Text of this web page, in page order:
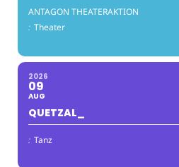
ANTAGON THEATERAKTION
: Theater
2026
09
AUG
QUETZAL_
: Tanz